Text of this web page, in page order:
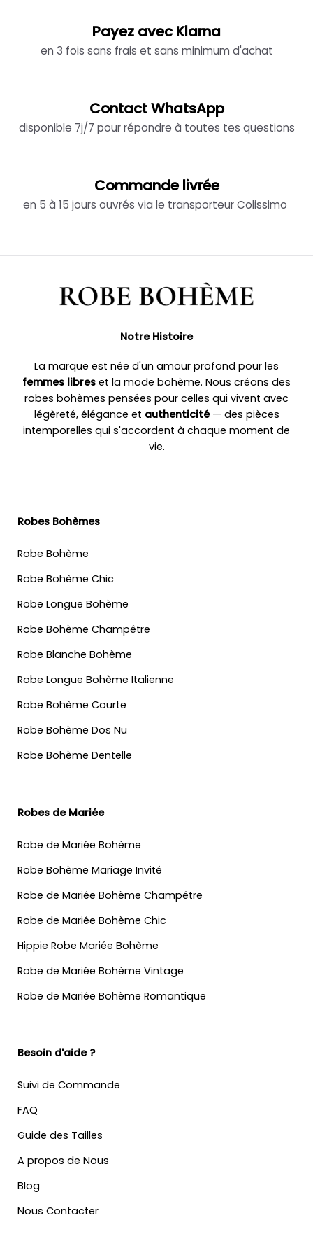
Payez avec Klarna
en 3 fois sans frais et sans minimum d'achat
Contact WhatsApp
disponible 7j/7 pour répondre à toutes tes questions
Commande livrée
en 5 à 15 jours ouvrés via le transporteur Colissimo
Notre Histoire
La marque est née d'un amour profond pour les
femmes libres et la mode bohème. Nous créons des
robes bohèmes pensées pour celles qui vivent avec
légèreté, élégance et authenticité— des pièces
intemporelles qui s'accordent à chaque moment de
vie.
Robes Bohèmes
Robe Bohème
Robe Bohème Chic
Robe Longue Bohème
Robe Bohème Champêtre
Robe Blanche Bohème
Robe Longue Bohème Italienne
Robe Bohème Courte
Robe Bohème Dos Nu
Robe Bohème Dentelle
Robes de Mariée
Robe de Mariée Bohème
Robe Bohème Mariage Invité
Robe de Mariée Bohème Champêtre
Robe de Mariée Bohème Chic
Hippie Robe Mariée Bohème
Robe de Mariée Bohème Vintage
Robe de Mariée Bohème Romantique
Besoin d'aide ?
Suivi de Commande
FAQ
Guide des Tailles
A propos de Nous
Blog
Nous Contacter